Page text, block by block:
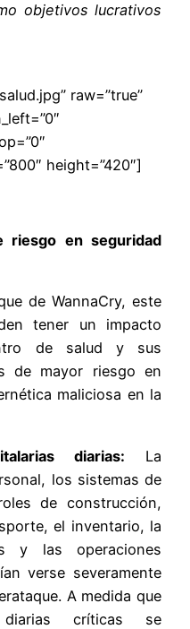
objetivos lucrativos
raw=”true”
height=”420″]
riesgo en seguridad
de WannaCry, este
tener un impacto
de salud y sus
de mayor riesgo en
maliciosa en la
diarias: La
los sistemas de
de construcción,
el inventario, la
y las operaciones
verse severamente
A medida que
críticas se